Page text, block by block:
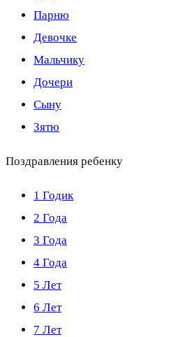
Парню
Девочке
Мальчику
Дочери
Сыну
Зятю
Поздравления ребенку
1 Годик
2 Года
3 Года
4 Года
5 Лет
6 Лет
7 Лет